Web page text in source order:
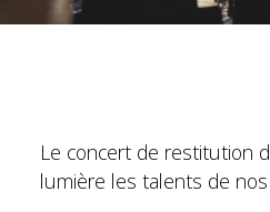
Le concert de restitution
lumière les talents de